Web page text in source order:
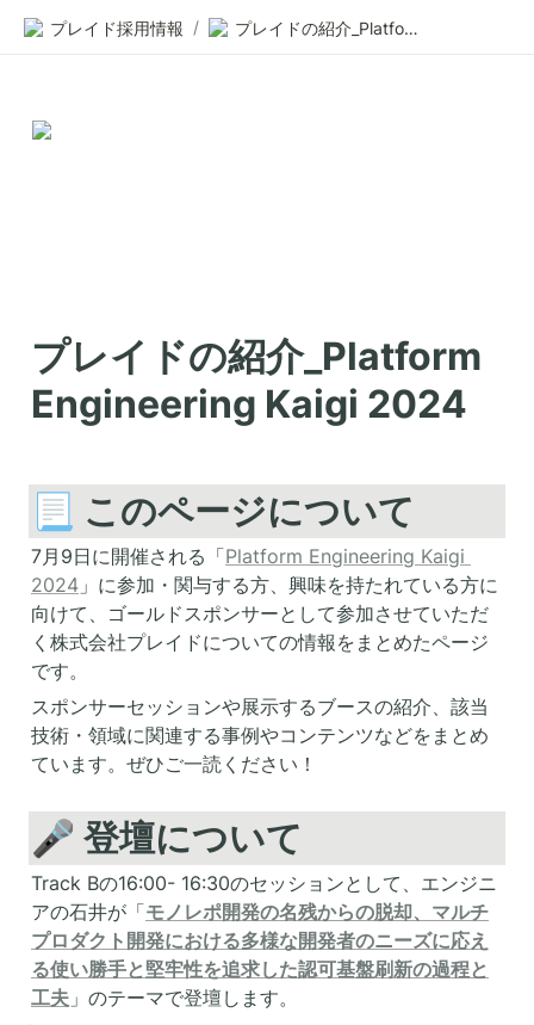
プレイド採用情報 / プレイドの紹介_Platform Engineering Kaigi 2024
プレイドの紹介_Platform
Engineering Kaigi 2024
📃 このページについて
7月9日に開催される「Platform Engineering Kaigi
2024 」に参加・関与する方、興味を持たれている方に
向けて、ゴールドスポンサーとして参加させていただ
く株式会社プレイドについての情報をまとめたページ
です。
スポンサーセッションや展示するブースの紹介、該当
技術・領域に関連する事例やコンテンツなどをまとめ
ています。ぜひご一読ください！
🎤 登壇について
Track Bの16:00- 16:30のセッションとして、エンジニ
アの石井が「モノレポ開発の名残からの脱却、マルチ
プロダクト開発における多様な開発者のニーズに応え
る使い勝手と堅牢性を追求した認可基盤刷新の過程と
工夫 」のテーマで登壇します。